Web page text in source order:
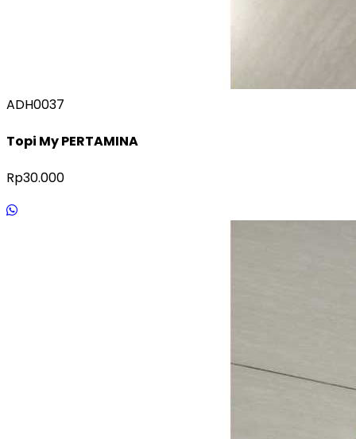
ADH0037
Topi My PERTAMINA
Rp30.000